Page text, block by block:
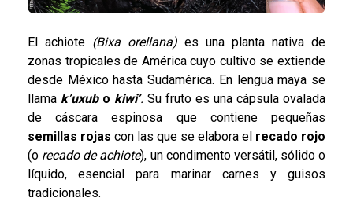
El achiote (Bixa orellana) es una planta nativa de
zonas tropicales de América cuyo cultivo se extiende
desde México hasta Sudamérica. En lengua maya se
llama k’uxubo kiwi’. Su fruto es una cápsula ovalada
de cáscara espinosa que contiene pequeñas
semillas rojas con las que se elabora el recado rojo
(o recado de achiote), un condimento versátil, sólido o
líquido, esencial para marinar carnes y guisos
tradicionales.